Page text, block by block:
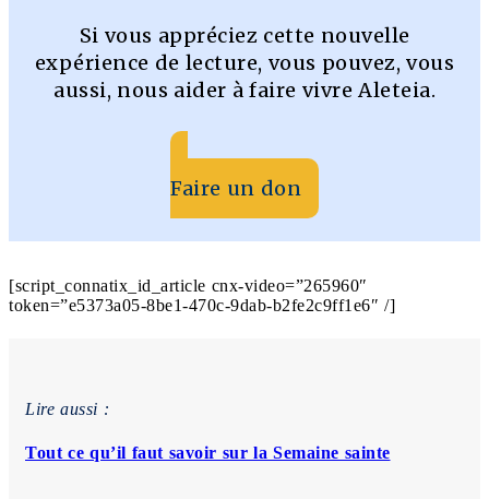
Si vous appréciez cette nouvelle
expérience de lecture, vous pouvez, vous
aussi, nous aider à faire vivre Aleteia.
Faire un don
[script_connatix_id_article cnx-video=”265960″
token=”e5373a05-8be1-470c-9dab-b2fe2c9ff1e6″ /]
Lire aussi :
Tout ce qu’il faut savoir sur la Semaine sainte